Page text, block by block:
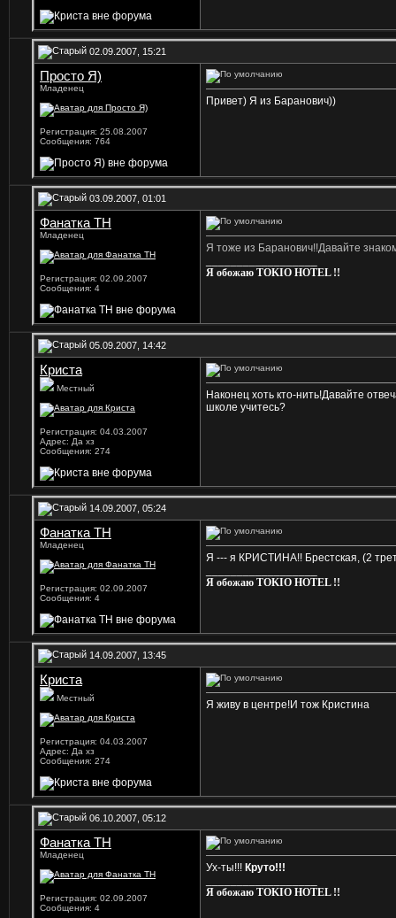
02.09.2007, 15:21
Просто Я)
Младенец
Регистрация: 25.08.2007
Сообщения: 764
Привет) Я из Баранович))
03.09.2007, 01:01
Фанатка ТН
Младенец
Регистрация: 02.09.2007
Сообщения: 4
Я тоже из Баранович!!Давайте
Я обожаю TOKIO HOTEL !!
05.09.2007, 14:42
Криста
Местный
Регистрация: 04.03.2007
Адрес: Да хз
Сообщения: 274
Наконец хоть кто-нить!Давайте
школе учитесь?
14.09.2007, 05:24
Фанатка ТН
Младенец
Регистрация: 02.09.2007
Сообщения: 4
Я --- я КРИСТИНА!! Брестская, (2
Я обожаю TOKIO HOTEL !!
14.09.2007, 13:45
Криста
Местный
Регистрация: 04.03.2007
Адрес: Да хз
Сообщения: 274
Я живу в центре!И тож Кристина
06.10.2007, 05:12
Фанатка ТН
Младенец
Регистрация: 02.09.2007
Сообщения: 4
Ух-ты!!! Круто!!!
Я обожаю TOKIO HOTEL !!